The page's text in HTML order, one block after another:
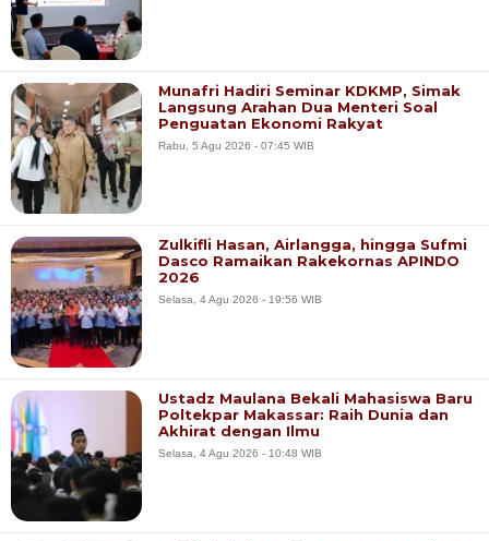
Munafri Hadiri Seminar KDKMP, Simak
Langsung Arahan Dua Menteri Soal
Penguatan Ekonomi Rakyat
Rabu, 5 Agu 2026 - 07:45 WIB
Zulkifli Hasan, Airlangga, hingga Sufmi
Dasco Ramaikan Rakekornas APINDO
2026
Selasa, 4 Agu 2026 - 19:56 WIB
Ustadz Maulana Bekali Mahasiswa Baru
Poltekpar Makassar: Raih Dunia dan
Akhirat dengan Ilmu
Selasa, 4 Agu 2026 - 10:48 WIB